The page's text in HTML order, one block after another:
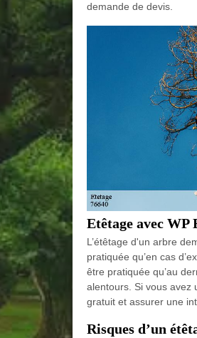
demande de devis.
Etêtage avec
L’étêtage d'un arbre
pratiquée qu’en cas
être pratiquée qu’au
alentours. Si vous avez
gratuit et assurer une
Risques d’un